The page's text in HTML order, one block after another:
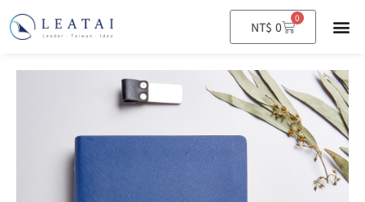
NT$ 0
0
購
物